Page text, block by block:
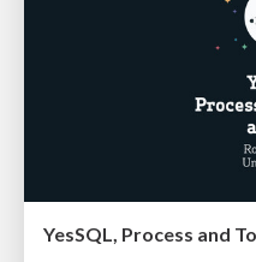
YesSQL, Process and